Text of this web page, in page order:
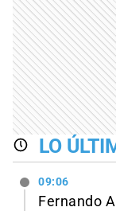
LO
09:06
Fernando